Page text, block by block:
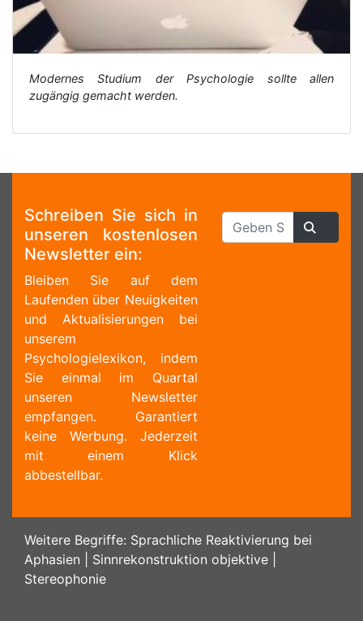
Modernes Studium der Psychologie sollte allen
zugängig gemacht werden.
Schreiben Sie sich in
unseren kostenlosen
Newsletter ein:
Bleiben Sie auf dem
Laufenden über Neuigkeiten
und Aktualisierungen bei
unserem
Psychologielexikon, indem
Sie einmal im Quartal
unseren Newsletter
empfangen. Garantiert
keine Werbung. Jederzeit
mit einem Klick
abbestellbar.
Weitere Begriffe: Sprachliche Reaktivierung bei
Aphasien
Sinnrekonstruktion objektive
Stereophonie